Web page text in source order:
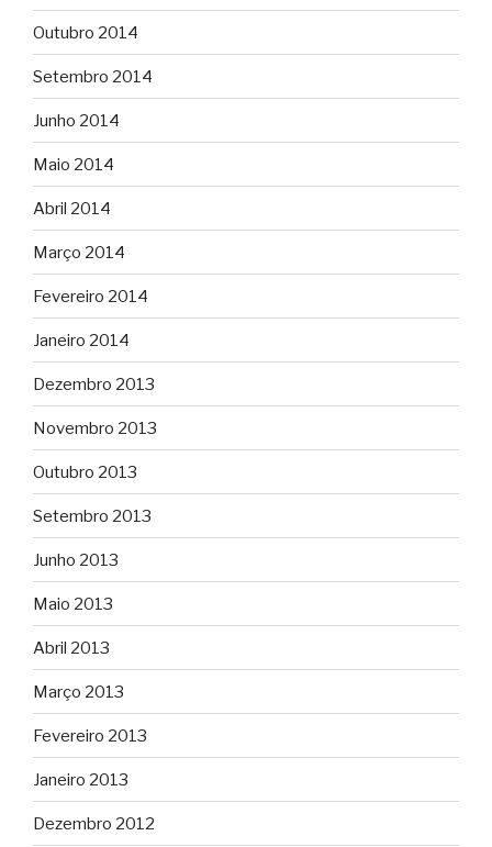
Outubro 2014
Setembro 2014
Junho 2014
Maio 2014
Abril 2014
Março 2014
Fevereiro 2014
Janeiro 2014
Dezembro 2013
Novembro 2013
Outubro 2013
Setembro 2013
Junho 2013
Maio 2013
Abril 2013
Março 2013
Fevereiro 2013
Janeiro 2013
Dezembro 2012